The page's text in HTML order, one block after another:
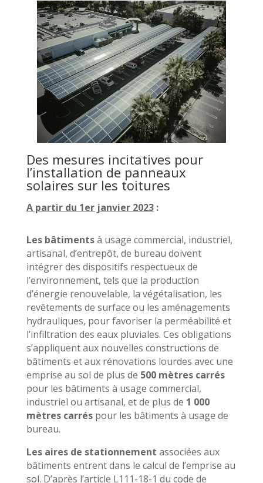
Des mesures incitatives pour
l’installation de panneaux
solaires sur les toitures
A partir du 1er janvier 2023:
Les bâtimentsà usage commercial, industriel,
artisanal, d’entrepôt, de bureau doivent
intégrer des dispositifs respectueux de
l’environnement, tels que la production
d’énergie renouvelable, la végétalisation, les
revêtements de surface ou les aménagements
hydrauliques, pour favoriser la perméabilité et
l’infiltration des eaux pluviales. Ces obligations
s’appliquent aux nouvelles constructions de
bâtiments et aux rénovations lourdes avec une
emprise au sol de plus de 500 mètres carrés
pour les bâtiments à usage commercial,
industriel ou artisanal, et de plus de 1 000
mètres carréspour les bâtiments à usage de
bureau.
Les aires de stationnement associées aux
bâtiments entrent dans le calcul de l’emprise au
sol. D’après l’article L111-18-1 du code de